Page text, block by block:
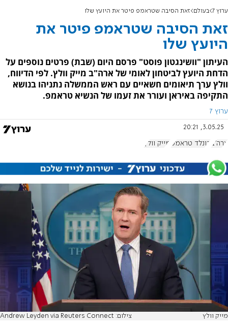
ערוץ 7 בעולם זאת הסיבה שטראמפ פיטר את היועץ שלו
זאת הסיבה שטראמפ פיטר את
היועץ שלו
העיתון "וושינגטון פוסט" פרסם היום (שבת) פרטים נוספים על
הדחת היועץ לביטחון לאומי של ארה"ב מייק וולץ. לפי הדיווח,
וולץ ערך תיאומים חשאיים עם ראש הממשלה נתניהו בנושא
התקיפה באיראן ועורר את זעמו של הנשיא טראמפ.
ערוץ 7
3.05.25, 20:21
ארה"ב דונלד טראמפ מייק וולץ
מייק וולץ צילום: Andrew Leyden via Reuters Connect